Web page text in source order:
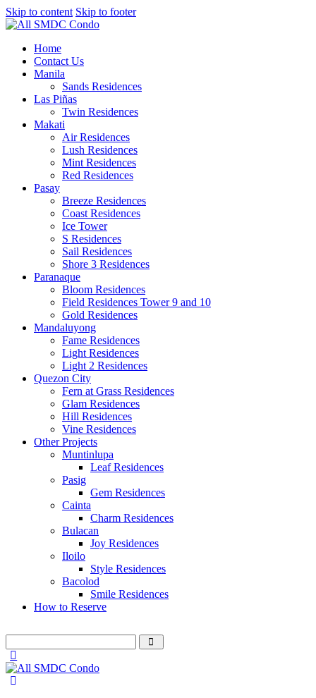
Skip to content Skip to footer
Home
Contact Us
Manila
Sands Residences
Las Piñas
Twin Residences
Makati
Air Residences
Lush Residences
Mint Residences
Red Residences
Pasay
Breeze Residences
Coast Residences
Ice Tower
S Residences
Sail Residences
Shore 3 Residences
Paranaque
Bloom Residences
Field Residences Tower 9 and 10
Gold Residences
Mandaluyong
Fame Residences
Light Residences
Light 2 Residences
Quezon City
Fern at Grass Residences
Glam Residences
Hill Residences
Vine Residences
Other Projects
Muntinlupa
Leaf Residences
Pasig
Gem Residences
Cainta
Charm Residences
Bulacan
Joy Residences
Iloilo
Style Residences
Bacolod
Smile Residences
How to Reserve